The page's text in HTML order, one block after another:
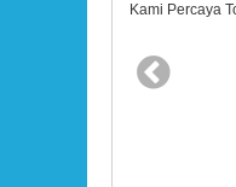
Peralatan Kolam Renang